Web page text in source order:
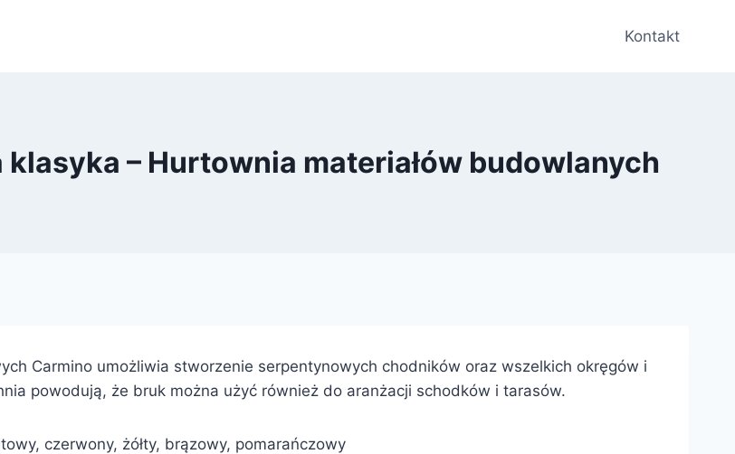
Kontakt
– Hurtownia materiałów budowlanych
Carmino umożliwia stworzenie serpentynowych chodników oraz wszelkich okręgów i
powodują, że bruk można użyć również do aranżacji schodków i tarasów.
czerwony, żółty, brązowy, pomarańczowy